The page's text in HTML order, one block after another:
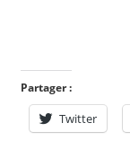
Partager :
Twitter